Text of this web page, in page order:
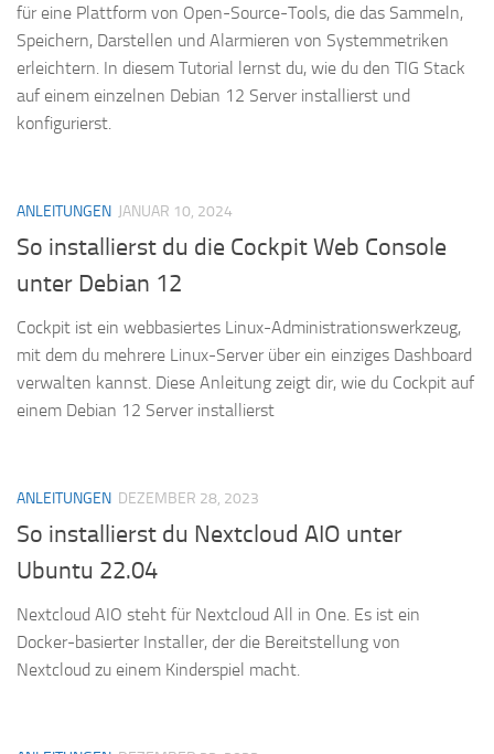
für eine Plattform von Open-Source-Tools, die das Sammeln,
Speichern, Darstellen und Alarmieren von Systemmetriken
erleichtern. In diesem Tutorial lernst du, wie du den TIG Stack
auf einem einzelnen Debian 12 Server installierst und
konfigurierst.
ANLEITUNGEN JANUAR 10, 2024
So installierst du die Cockpit Web Console
unter Debian 12
Cockpit ist ein webbasiertes Linux-Administrationswerkzeug,
mit dem du mehrere Linux-Server über ein einziges Dashboard
verwalten kannst. Diese Anleitung zeigt dir, wie du Cockpit auf
einem Debian 12 Server installierst
ANLEITUNGEN DEZEMBER 28, 2023
So installierst du Nextcloud AIO unter
Ubuntu 22.04
Nextcloud AIO steht für Nextcloud All in One. Es ist ein
Docker-basierter Installer, der die Bereitstellung von
Nextcloud zu einem Kinderspiel macht.